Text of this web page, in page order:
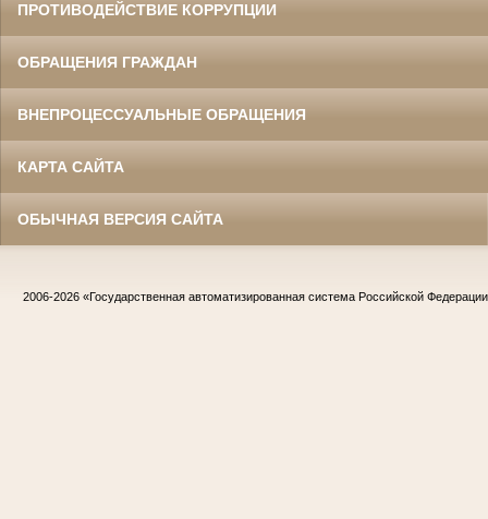
ПРОТИВОДЕЙСТВИЕ КОРРУПЦИИ
ОБРАЩЕНИЯ ГРАЖДАН
ВНЕПРОЦЕССУАЛЬНЫЕ ОБРАЩЕНИЯ
КАРТА САЙТА
ОБЫЧНАЯ ВЕРСИЯ САЙТА
2006-2026 «Государственная автоматизированная система Российской